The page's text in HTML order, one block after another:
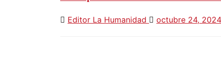
Editor La Humanidad octubre 24,